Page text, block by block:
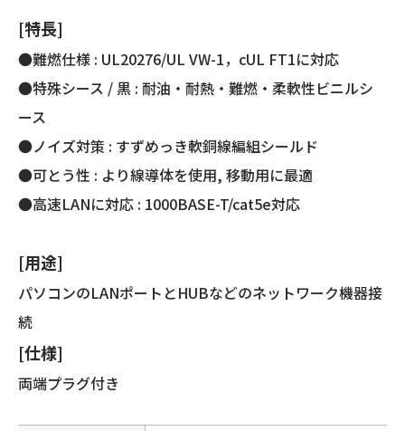
[特長]
●難燃仕様 : UL20276/UL VW-1，cUL FT1に対応
●特殊シース / 黒 : 耐油・耐熱・難燃・柔軟性ビニルシ
ース
●ノイズ対策 : すずめっき軟銅線編組シールド
●可とう性 : より線導体を使用, 移動用に最適
●高速LANに対応 : 1000BASE-T/cat5e対応
[用途]
パソコンのLANポートとHUBなどのネットワーク機器接
続
[仕様]
両端プラグ付き